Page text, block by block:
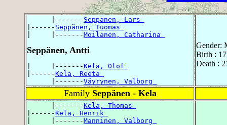
      |-------
Seppänen, Lars
|------ Seppänen, Tuomas
|     |-------Moilanen, Catharina
Seppänen, Antti
|     |-------Kela, Olof
|------Kela, Reeta
      |-------
Väyrynen, Valborg
Gender:
Birth :
Death :
Family Seppänen - Kela
      |-------
Kela, Thomas
|------Kela, Henrik
|     |-------Manninen, Valborg